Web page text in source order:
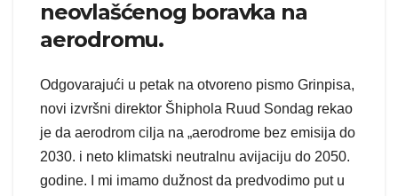
neovlašćenog boravka na
aerodromu.
Odgovarajući u petak na otvoreno pismo Grinpisa,
novi izvršni direktor Šhiphola Ruud Sondag rekao
je da aerodrom cilja na „aerodrome bez emisija do
2030. i neto klimatski neutralnu avijaciju do 2050.
godine. I mi imamo dužnost da predvodimo put u